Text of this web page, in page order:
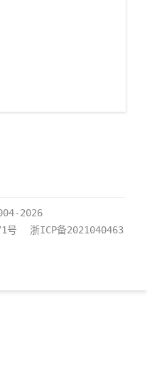
2026
号
浙ICP备2021040463